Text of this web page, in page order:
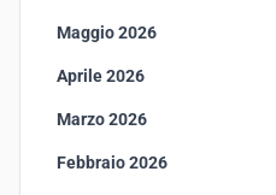
Maggio 2026
Aprile 2026
Marzo 2026
Febbraio 2026